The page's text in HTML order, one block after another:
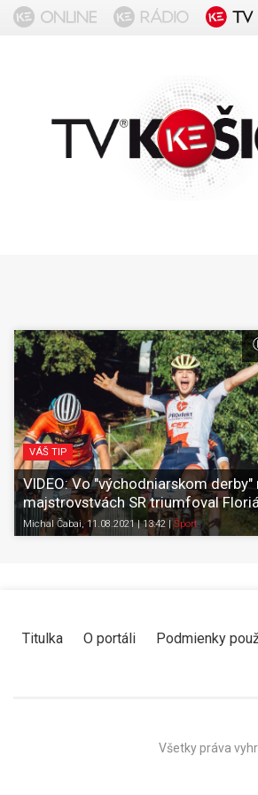
VÁŠ TIP
VIDEO: Vo "východniarskom derby"
majstrovstvách SR triumfoval
Papcun
Michal Čabai, 11.08.2021 | 13:42 |Šport
Titulka O portáli Podmienky
Všetky práva